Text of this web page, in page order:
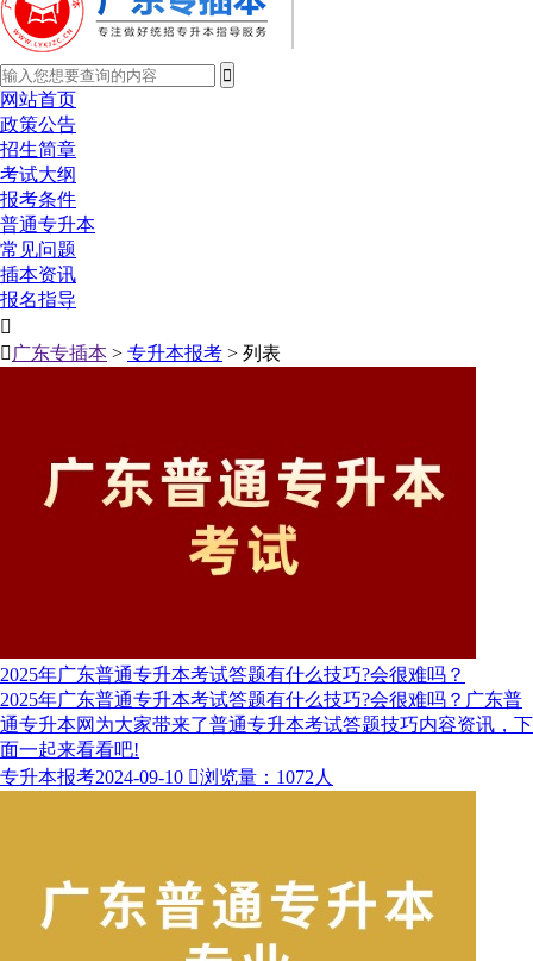
网站首页
政策公告
招生简章
考试大纲
报考条件
普通专升本
常见问题
插本资讯
报名指导

 广东专插本 > 专升本报考 > 列表
2025年广东普通专升本考试答题有什么技巧?会很难吗？
2025年广东普通专升本考试答题有什么技巧?会很难吗？广东普
通专升本网为大家带来了普通专升本考试答题技巧内容资讯，下
面一起来看看吧!
专升本报考2024-09-10 浏览量：1072人